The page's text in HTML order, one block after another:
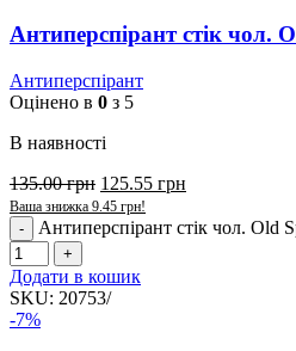
Антиперспірант стік чол.
Антиперспірант
Оцінено в 0 з 5
В наявності
135.00грн 125.55 грн
Ваша знижка 9.45 грн!
Антиперспірант стік чол. Old
Додати в кошик
SKU: 20753/
-7%